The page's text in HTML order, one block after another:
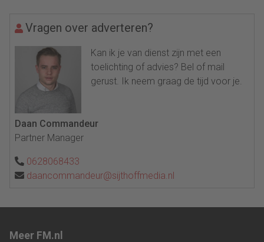
Vragen over adverteren?
Kan ik je van dienst zijn met een
toelichting of advies? Bel of mail
gerust. Ik neem graag de tijd voor je.
Daan Commandeur
Partner Manager
0628068433
daancommandeur@sijthoffmedia.nl
Meer FM.nl